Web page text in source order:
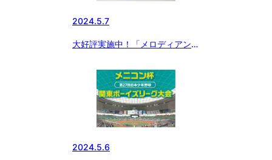
2024.5.7
大好評実施中！「メロディアン
をお得にゲットできるチャン
ス！！ 今ならさらに黒酢ドリン
クのおまけ付き！！！
2024.5.6